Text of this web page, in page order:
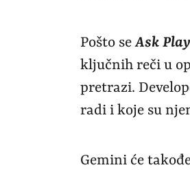
Pošto seAsk Play
ključnih reči u
pretrazi.
radi i koje su
Gemini će